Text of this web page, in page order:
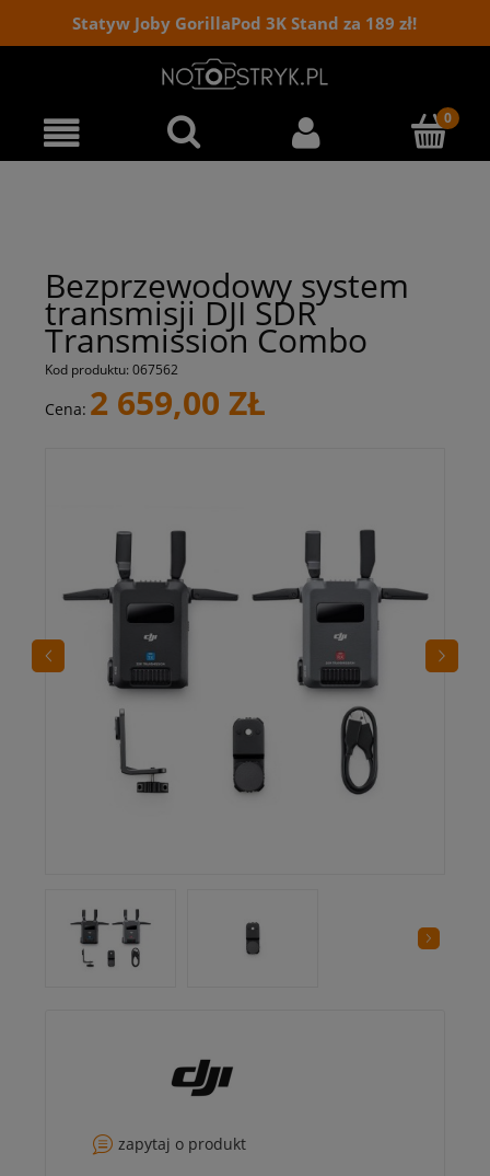
Statyw Joby GorillaPod 3K Stand za 189 zł!
Bezprzewodowy system
transmisji DJI SDR
Transmission Combo
Kod produktu: 067562
Cena: 2 659,00 ZŁ
zapytaj o produkt